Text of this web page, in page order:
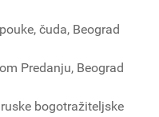
čuda, Beograd
Predanju, Beograd
bogotražiteljske